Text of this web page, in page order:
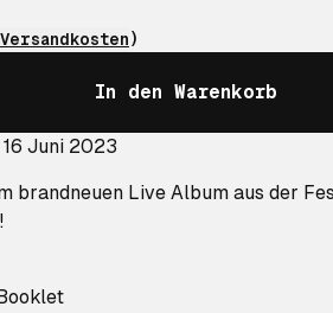
Versandkosten)
In den Warenkorb
Juni 2023
brandneuen Live Album aus der